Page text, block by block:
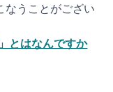
なうことがござい
とはなんですか